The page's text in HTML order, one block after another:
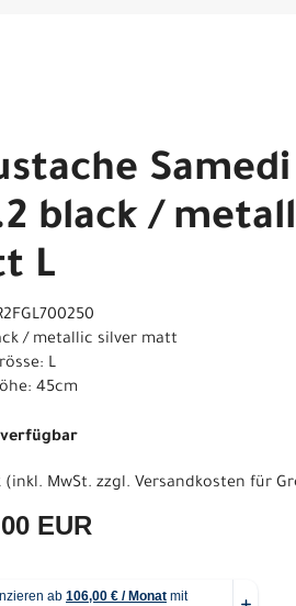
black /
L
/ metallic silver matt
L
45cm
(inkl. MwSt. zzgl. Versandkosten für
EUR